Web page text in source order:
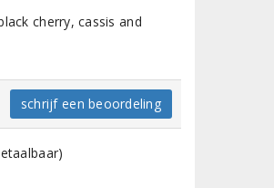
cherry, cassis and
schrijf een beoordeling